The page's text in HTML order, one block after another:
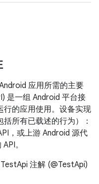
应用所需的主要
是一组 Android 平台接
行的应用使用。设备实现
所有已载述的行为）：
，或上游 Android 源代
。
注解 (@TestApi)